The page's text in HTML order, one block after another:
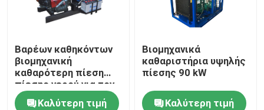
Βαρέων καθηκόντων
βιομηχανική
καθαρότερη πίεση
πίεσης νερού για τον
καθαρισμό σωλήνων
Καλύτερη τιμή
Βιομηχανικά
καθαριστήρια υψηλής
πίεσης 90 kW
Καλύτερη τιμή